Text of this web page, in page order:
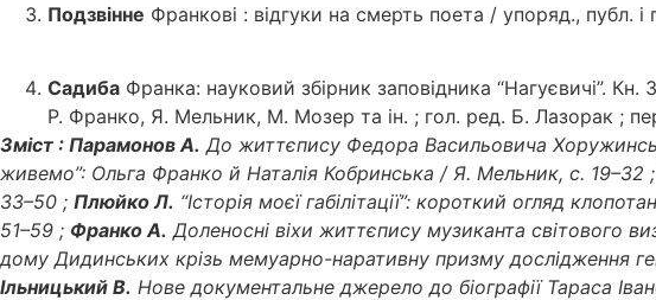
Подзвінне Франкові : відгуки на смерть поета / упоряд., публ.
Садиба Франка: науковий збірник заповідника “Нагуєвичі”. Кн.
Р. Франко, Я. Мельник, М. Мозер та ін. ; гол. ред. Б. Лазорак ;
Зміст : Парамонов А. До життєпису Федора Васильовича
живемо”: Ольга Франко й Наталія Кобринська / Я. Мельник, с. 19–32 ;
33–50 ; Плюйко Л. “Історія моєї габілітації”: короткий огляд
51–59 ; Франко А. Доленосні віхи життєпису музиканта світового
дому Дидинських крізь мемуарно-наративну призму дослідження
Ільницький В. Нове документальне джерело до біографії Тараса